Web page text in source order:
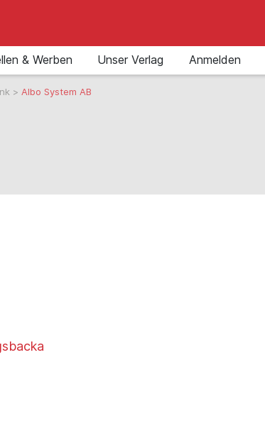
& Werben Unser Verlag Anmelden
> Albo System AB